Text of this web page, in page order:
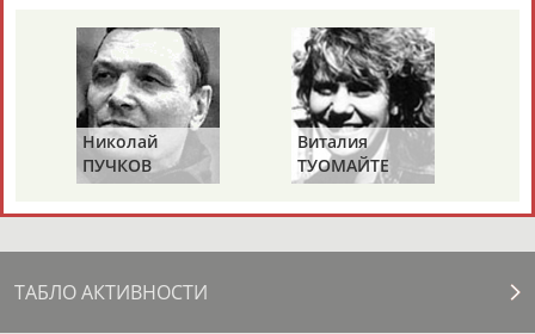
Камалудин
АБДУЛДАУДОВ
Абдула
АБДУЛЖАЛИЛОВ
Магомед
АБДУЛКАГИРОВ
Назир
АБДУЛЛАЕВ
ЕЩЁ ПЕРСОНЫ
ТАБЛО АКТИВНОСТИ
Николай
ПУЧКОВ
Виталия
ТУОМАЙТЕ